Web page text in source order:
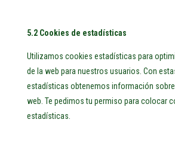
5.2 Cookies de estadísticas
Utilizamos cookies estadísticas para
de la web para nuestros usuarios. Con
estadísticas obtenemos información
web. Te pedimos tu permiso para colocar
estadísticas.